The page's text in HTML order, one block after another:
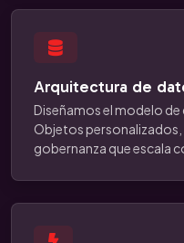
Arquitectura de
Diseñamos el modelo
Objetos
gobernanza que escala